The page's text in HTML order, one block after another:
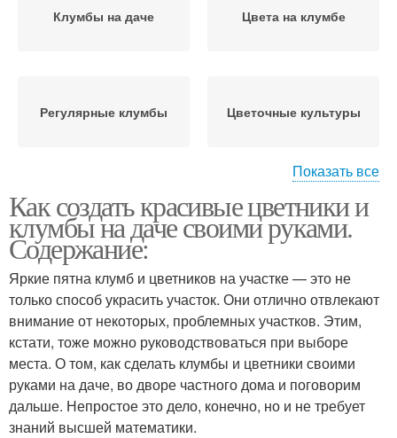
Клумбы на даче Цвета на клумбе
Регулярные клумбы Цветочные культуры
Простые клумбы Успешная клумба
Клумбы с названиями
Цвета на
прямоугольной клумбе
Многолетники на
клумбе
Клумбы для цветов
Показать все
Как создать красивые цветники и
клумбы на даче своими руками.
Содержание:
Яркие пятна клумб и цветников на участке — это не
только способ украсить участок. Они отлично отвлекают
внимание от некоторых, проблемных участков. Этим,
кстати, тоже можно руководствоваться при выборе
места. О том, как сделать клумбы и цветники своими
руками на даче, во дворе частного дома и поговорим
дальше. Непростое это дело, конечно, но и не требует
знаний высшей математики.